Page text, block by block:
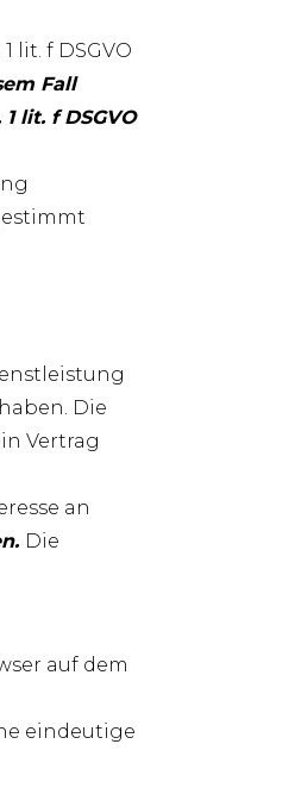
lit. f DSGVO
Fall
lit. f DSGVO
Die
Vertrag
an
Die
auf dem
eindeutige